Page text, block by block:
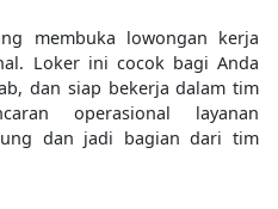
membuka lowongan kerja
Loker ini cocok bagi Anda
dan siap bekerja dalam tim
operasional layanan
dan jadi bagian dari tim